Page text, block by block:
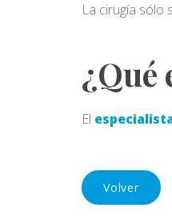
La cirugía sólo
¿Qué
El
Volver